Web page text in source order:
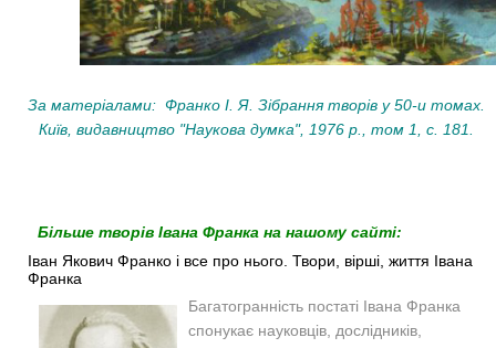
За матеріалами: Франко І. Я. Зібрання творів у 50-и томах.
Київ, видавництво "Наукова думка", 1976 р., том 1, с. 181.
Більше творів Івана Франка на нашому сайті:
Іван Якович Франко і все про нього. Твори, вірші, життя Івана
Франка
Багатогранність постаті Івана Франка
спонукає науковців, дослідників,